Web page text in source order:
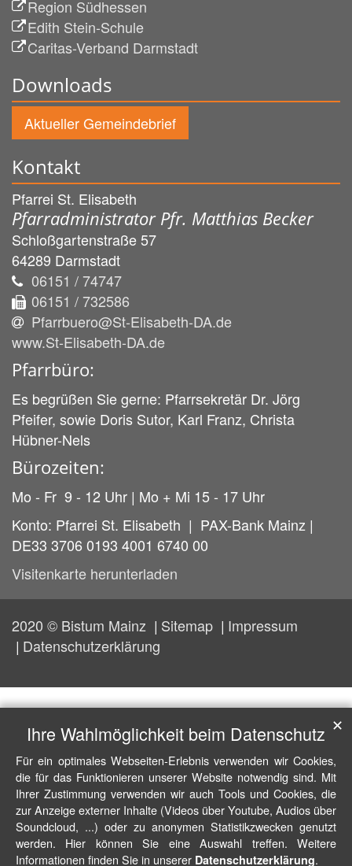
Region Südhessen
Edith Stein-Schule
Caritas-Verband Darmstadt
Downloads
Aktueller Gemeindebrief
Kontakt
Pfarrei St. Elisabeth
Pfarradministrator Pfr. Matthias Becker
Schloßgartenstraße 57
64289 Darmstadt
06151 / 74747
06151 / 732586
Pfarrbuero@St-Elisabeth-DA.de
www.St-Elisabeth-DA.de
Pfarrbüro:
Es begrüßen Sie gerne: Pfarrsekretär Dr. Jörg
Pfeifer, sowie Doris Sutor, Karl Franz, Christa
Hübner-Nels
Bürozeiten:
Mo - Fr 9 - 12 Uhr | Mo + Mi 15 - 17 Uhr
Konto: Pfarrei St. Elisabeth | PAX-Bank Mainz |
DE33 3706 0193 4001 6740 00
Visitenkarte herunterladen
2020 © Bistum Mainz Sitemap
Impressum
Datenschutzerklärung
Ihre Wahlmöglichkeit beim Datenschutz
Für ein optimales Webseiten-Erlebnis verwenden wir Cookies,
die für das Funktionieren unserer Website notwendig sind. Mit
Ihrer Zustimmung verwenden wir auch Tools und Cookies, die
zur Anzeige externer Inhalte (Videos über Youtube, Audios über
Soundcloud, ...) oder zu anonymen Statistikzwecken genutzt
werden. Hier können Sie eine Auswahl treffen. Weitere
Informationen finden Sie in unserer Datenschutzerklärung.
✕